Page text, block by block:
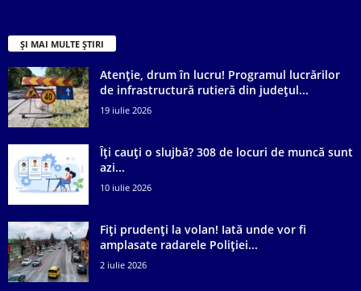
ȘI MAI MULTE ȘTIRI
Atenție, drum în lucru! Programul lucrărilor
de infrastructură rutieră din județul...
19 iulie 2026
Îți cauți o slujbă? 308 de locuri de muncă sunt
azi...
10 iulie 2026
Fiți prudenți la volan! Iată unde vor fi
amplasate radarele Poliției...
2 iulie 2026